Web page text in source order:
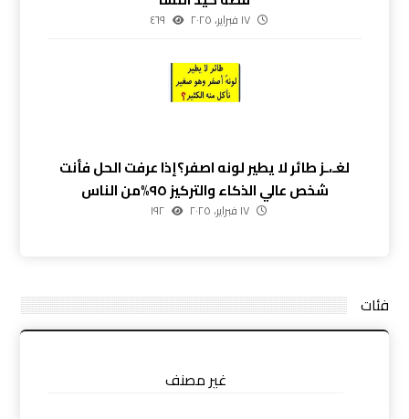
١٧ فبراير، ٢٠٢٥ ٤٦٩
لغـ،ـز طائر لا يطير لونه اصفر؟إذا عرفت الحل فأنت
شخص عالي الذكاء والتركيز ٩٥%من الناس
١٧ فبراير، ٢٠٢٥ ١٩٢
فئات
غير مصنف